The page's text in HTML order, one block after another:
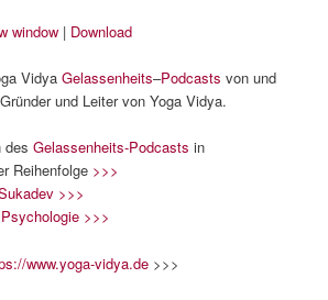
window | Download
VidyaGelassenheits–Podcastsvon und
und Leiter von Yoga Vidya.
des Gelassenheits-Podcasts in
Reihenfolge >>>
>>>
>>>
www.yoga-vidya.de >>>